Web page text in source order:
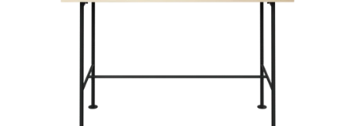
JOURNAL